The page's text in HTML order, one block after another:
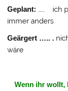
Geplant:
…… ich
immer anders
Geärgert ….. .
wäre
Wenn ihr wollt,